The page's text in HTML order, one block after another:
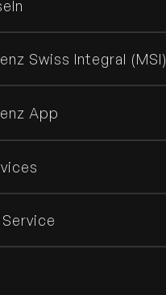
Swiss Integral (MSI)
App